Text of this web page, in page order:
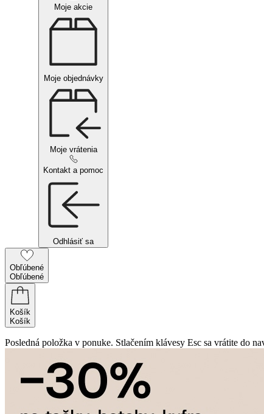
Moje akcie
Moje objednávky
Moje vrátenia
Kontakt a pomoc
Odhlásiť sa
Obľúbené
Obľúbené
Košík
Košík
Posledná položka v ponuke. Stlačením klávesy Esc sa vrátite do